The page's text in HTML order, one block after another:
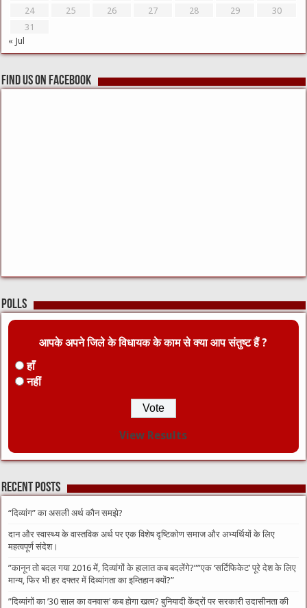
24
25 26 27 28 29
30
31
« Jul
Find us on Facebook
Polls
आपके अपने जिले के विधायक के काम से क्या आप संतुष्ट हैं ?
हाँ
नहीं
View Results
Recent Posts
“दिव्यांग” का असली अर्थ कौन समझे?
दान और स्वास्थ्य के वास्तविक अर्थ पर एक विशेष दृष्टिकोण समाज और अभ्यर्थियों के लिए
महत्वपूर्ण संदेश।
​”कानून तो बदल गया 2016 में, दिव्यांगों के हालात कब बदलेंगे?”​”एक ‘सर्टिफिकेट’ पूरे देश के लिए
मान्य, फिर भी हर दफ्तर में दिव्यांगता का इम्तिहान क्यों?”
​”दिव्यांगों का ’30 साल का वनवास’ कब होगा खत्म? बुनियादी केंद्रों पर सरकारी उदासीनता की